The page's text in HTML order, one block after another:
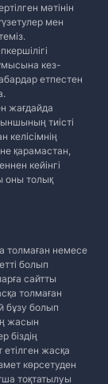
мәтінін
мен
кез-
етпестен
жағдайда
тиісті
қарамастан,
кейінгі
оны толық
толмаған немесе
болып
сайтты
толмаған
бұзу болып
жасын
біздің
жасқа
көрсетуден
тоқтатылуы